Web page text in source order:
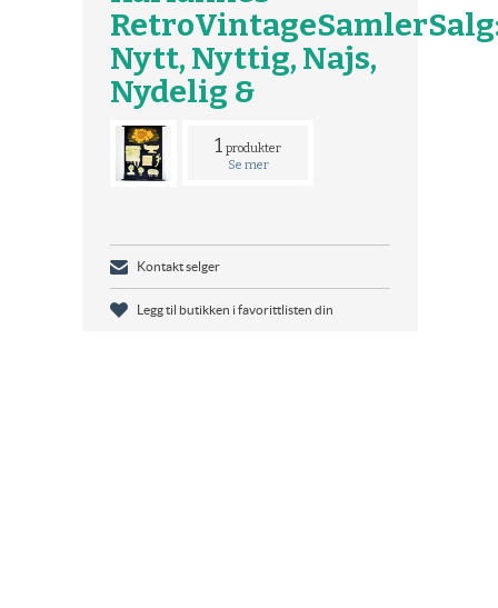
Nytt, Nyttig, Najs,
Nydelig &
1 produkter
Se mer
Kontakt selger
Legg til butikken i favorittlisten din